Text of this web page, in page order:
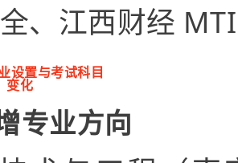
、江西财经
设置与考试科目
变化
专业方向